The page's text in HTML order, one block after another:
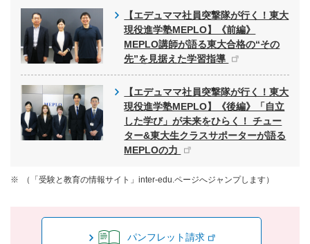
【エデュママ社員突撃隊が行く！東大
現役進学塾MEPLO】《前編》
MEPLO講師が語る東大合格の“その
先”を見据えた学習指導
【エデュママ社員突撃隊が行く！東大
現役進学塾MEPLO】《後編》「自立
した学び」が未来をひらく！ チュー
ター&東大生クラスサポーターが語る
MEPLOの力
（「受験と教育の情報サイト」inter-edu.ページへジャンプします）
パンフレット請求